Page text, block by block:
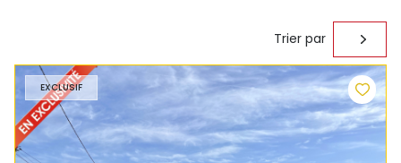
Trier par
EXCLUSIF